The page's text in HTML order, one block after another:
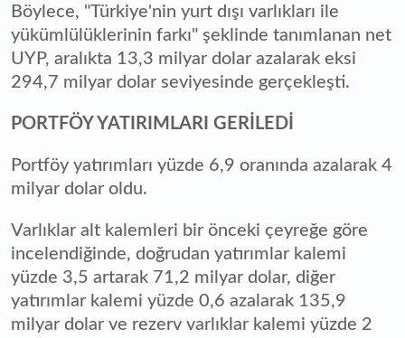
Böylece, "Türkiye'nin yurt dışı varlıkları ile
yükümlülüklerinin farkı" şeklinde tanımlanan net
UYP, aralıkta 13,3 milyar dolar azalarak eksi
294,7 milyar dolar seviyesinde gerçekleşti.
PORTFÖY YATIRIMLARI GERİLEDİ
Portföy yatırımları yüzde 6,9 oranında azalarak 4
milyar dolar oldu.
Varlıklar alt kalemleri bir önceki çeyreğe göre
incelendiğinde, doğrudan yatırımlar kalemi
yüzde 3,5 artarak 71,2 milyar dolar, diğer
yatırımlar kalemi yüzde 0,6 azalarak 135,9
milyar dolar ve rezerv varlıklar kalemi yüzde 2